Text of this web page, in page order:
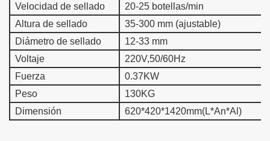
Velocidad de sellado
20-25 botellas/min
Altura de sellado
35-300 mm (ajustable)
Diámetro de sellado
12-33 mm
Voltaje
220V,50/60Hz
Fuerza
0.37KW
Peso
130KG
Dimensión
620*420*1420mm(L*An*Al)